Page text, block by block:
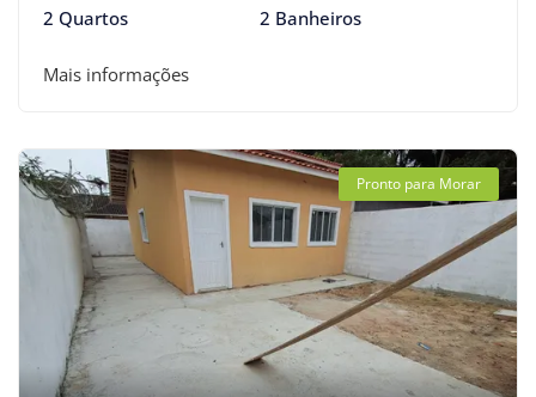
2 Quartos 2 Banheiros
Mais informações
Pronto para Morar